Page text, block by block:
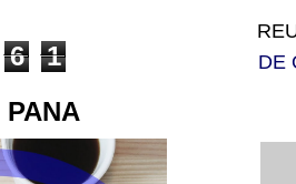
DE
6
1
PANA